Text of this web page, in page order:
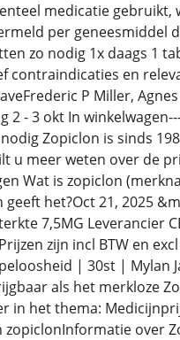
medicatie gebruikt,
per geneesmiddel
zo nodig 1x daags 1
contraindicaties en
P Miller,
- 3 okt In
Zopiclon is sinds
meer weten over de
Wat is zopiclon
het?Oct 21, 2025
7,5MG Leverancier
zijn incl BTW en
| 30st | Mylan
als het merkloze
in het thema:
over